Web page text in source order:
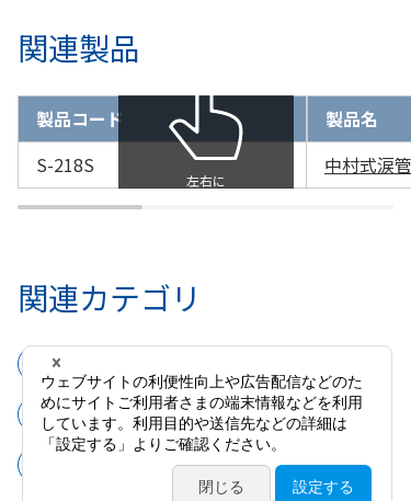
関連製品
製品コード
製品名
S-218S
中村式涙
関連カテゴリ
手術器具
カニューラ・ハンドピース